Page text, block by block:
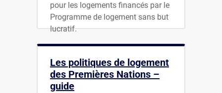
pour les logements financés par le
Programme de logement sans but
lucratif.
Les politiques de logement
des Premières Nations –
guide